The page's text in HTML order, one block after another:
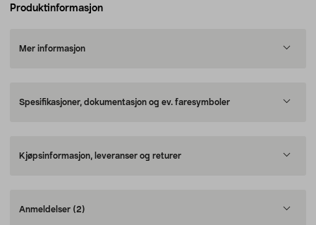
Produktinformasjon
Mer informasjon
Spesifikasjoner, dokumentasjon og ev. faresymboler
Kjøpsinformasjon, leveranser og returer
Anmeldelser (2)